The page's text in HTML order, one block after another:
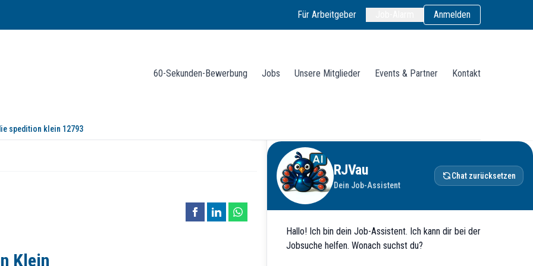
Für Arbeitgeber Anmelden
60-Sekunden-Bewerbung Jobs Unsere Mitglieder Events & Partner Kontakt
spedition klein 12793
Handeln neuen Herausforderungen in unserem erfolgreichen Familienunternehmen stellen wollen. Bei uns bekommen Sie Freiraum,
Klein
RJVau
Dein Job-Assistent
Chat zurücksetzen
Hallo! Ich bin dein Job-Assistent. Ich kann dir bei der
Jobsuche helfen. Wonach suchst du?